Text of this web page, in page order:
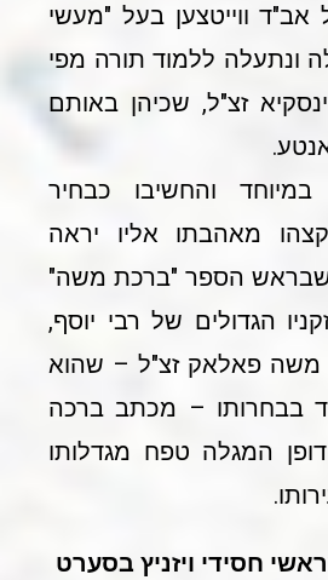
אב"ד ווייטצען בעל "מעשי
ונתעלה ללמוד תורה מפי
זצ"ל, שכיהן באותם
והחשיבו כבחיר
מאהבתו אליו יראה
הספר "ברכת משה"
הגדולים של רבי יוסף,
משה פאלאק זצ"ל – שהוא
בבחרותו – מכתב ברכה
המגלה טפח מגדלותו
חסידי ויזניץ בסערט